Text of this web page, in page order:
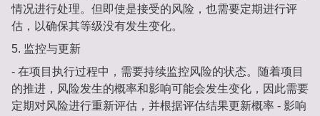
情况进行处理。但即使是接受的风险，也需要定期进行评
估，以确保其等级没有发生变化。
5. 监控与更新
- 在项目执行过程中，需要持续监控风险的状态。随着项目
的推进，风险发生的概率和影响可能会发生变化，因此需要
定期对风险进行重新评估，并根据评估结果更新概率 - 影响